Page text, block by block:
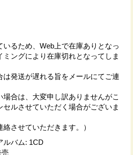
るため、Web上で在庫ありとなっ
ングにより在庫切れとなってしま
は発送が遅れる旨をメールにてご連
合は、大変申し訳ありませんがこ
ルさせていただく場合がございま
絡させていただきます。）
ルバム: 1CD